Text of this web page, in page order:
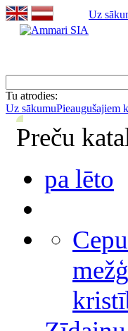
Uz
Tu atrodies:
Uz sākumuPieaugušajiem
Preču
pa lēto